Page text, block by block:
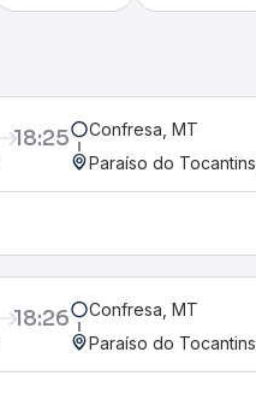
18:25
Confresa, MT
Paraíso do
18:26
Confresa, MT
Paraíso do